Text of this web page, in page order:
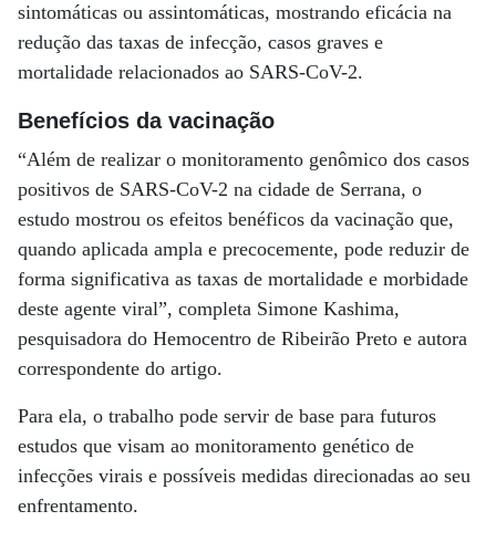
sintomáticas ou assintomáticas, mostrando eficácia na
redução das taxas de infecção, casos graves e
mortalidade relacionados ao SARS-CoV-2.
Benefícios da vacinação
“Além de realizar o monitoramento genômico dos casos
positivos de SARS-CoV-2 na cidade de Serrana, o
estudo mostrou os efeitos benéficos da vacinação que,
quando aplicada ampla e precocemente, pode reduzir de
forma significativa as taxas de mortalidade e morbidade
deste agente viral”, completa Simone Kashima,
pesquisadora do Hemocentro de Ribeirão Preto e autora
correspondente do artigo.
Para ela, o trabalho pode servir de base para futuros
estudos que visam ao monitoramento genético de
infecções virais e possíveis medidas direcionadas ao seu
enfrentamento.